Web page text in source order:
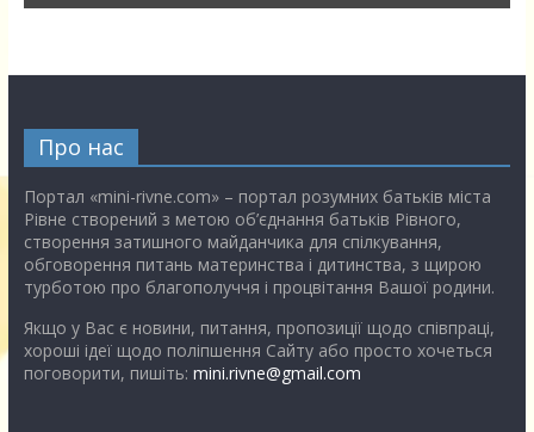
Про нас
Портал «mini-rivne.com» – портал розумних батьків міста
Рівне створений з метою об’єднання батьків Рівного,
створення затишного майданчика для спілкування,
обговорення питань материнства і дитинства, з щирою
турботою про благополуччя і процвітання Вашої родини.
Якщо у Вас є новини, питання, пропозиції щодо співпраці,
хороші ідеї щодо поліпшення Сайту або просто хочеться
поговорити, пишіть: mini.rivne@gmail.com